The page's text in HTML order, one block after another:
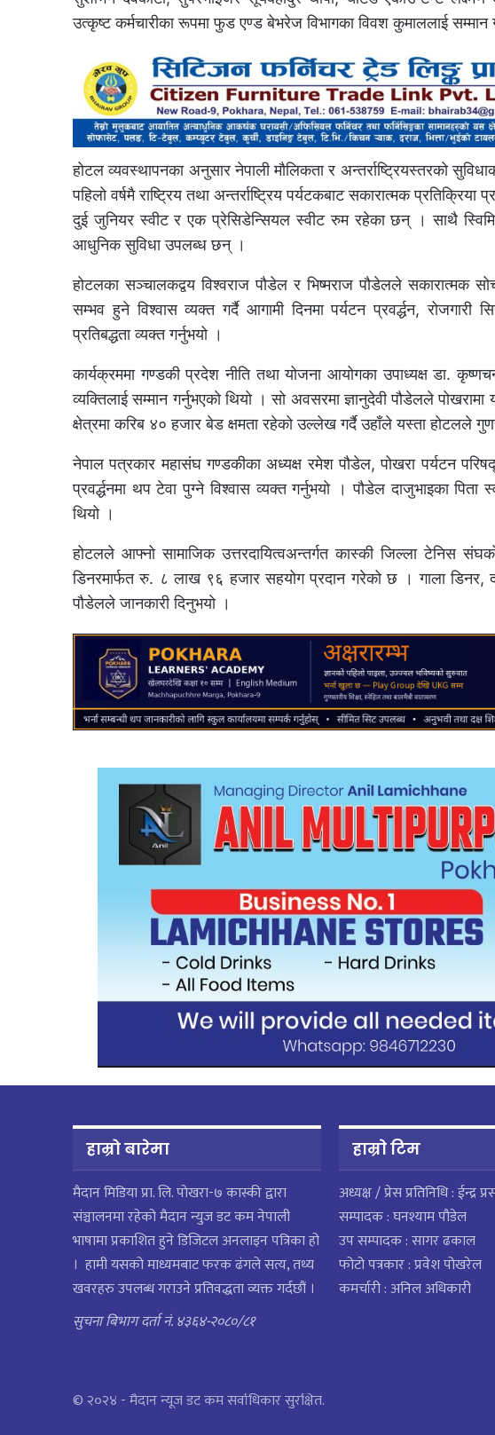
उत्कृष्ट कर्मचारीका रूपमा फुड एण्ड बेभरेज विभागका विवश कुमाललाई सम्मान
होटल व्यवस्थापनका अनुसार नेपाली मौलिकता र अन्तर्राष्ट्रियस्तरको
पहिलो वर्षमै राष्ट्रिय तथा अन्तर्राष्ट्रिय पर्यटकबाट सकारात्मक
दुई जुनियर स्वीट र एक प्रेसिडेन्सियल स्वीट रुम रहेका छन् । साथै
आधुनिक सुविधा उपलब्ध छन् ।
होटलका सञ्चालकद्वय विश्वराज पौडेल र भिष्मराज पौडेलले सकारात्मक
सम्भव हुने विश्वास व्यक्त गर्दै आगामी दिनमा पर्यटन प्रवर्द्धन, रोजगारी
प्रतिबद्धता व्यक्त गर्नुभयो ।
कार्यक्रममा गण्डकी प्रदेश नीति तथा योजना आयोगका उपाध्यक्ष डा.
व्यक्तिलाई सम्मान गर्नुभएको थियो । सो अवसरमा ज्ञानुदेवी पौडेलले
क्षेत्रमा करिब ४० हजार बेड क्षमता रहेको उल्लेख गर्दै उहाँले यस्ता होटलले
नेपाल पत्रकार महासंघ गण्डकीका अध्यक्ष रमेश पौडेल, पोखरा पर्यटन
प्रवर्द्धनमा थप टेवा पुग्ने विश्वास व्यक्त गर्नुभयो । पौडेल दाजुभाइका पिता
थियो ।
होटलले आफ्नो सामाजिक उत्तरदायित्वअन्तर्गत कास्की जिल्ला टेनिस
डिनरमार्फत रु. ८ लाख ९६ हजार सहयोग प्रदान गरेको छ । गाला डिनर,
पौडेलले जानकारी दिनुभयो ।
हाम्रो बारेमा
मैदान मिडिया प्रा. लि. पाेखरा-७ कास्की द्वारा
संञ्चालनमा रहेको मैदान न्युज डट कम नेपाली
भाषामा प्रकाशित हुने डिजिटल अनलाइन पत्रिका हो
। हामी यसको माध्यमबाट फरक ढंगले सत्य, तथ्य
खवरहरु उपलब्ध गराउने प्रतिवद्धता व्यक्त गर्दछौं ।
सुचना बिभाग दर्ता नं. ४३६४-२०८०/८१
हाम्राे टिम
अध्यक्ष / प्रेस प्रतिनिधि : ईन्द्र
सम्पादक : घनश्याम पौडेल
उप सम्पादक : सागर ढकाल
फोटो पत्रकार : प्रवेश पोखरेल
कमर्चारी : अनिल अधिकारी
© २०२४ - मैदान न्यूज डट कम सर्वाधिकार सुरक्षित.